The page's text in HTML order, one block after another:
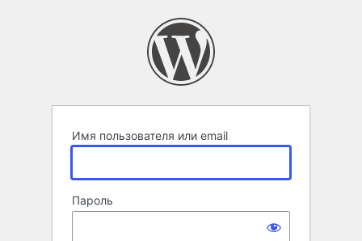
Имя пользователя или email
Пароль